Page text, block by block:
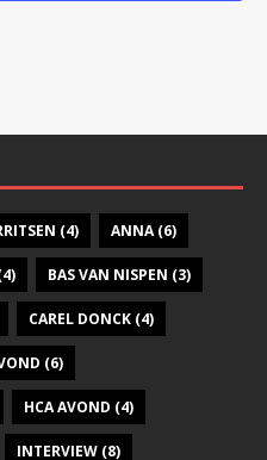
g
t
i
e
(4) ANNA(6)
BAS VAN NISPEN (3)
CAREL DONCK (4)
(6)
HCA AVOND (4)
INTERVIEW (8)